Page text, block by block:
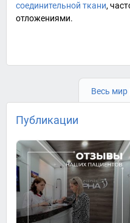
соединительной ткани,
отложениями.
Весь мир
Публикации